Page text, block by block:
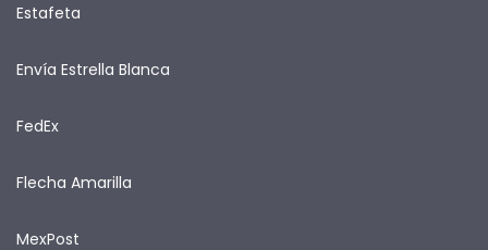
Estafeta
Envía Estrella Blanca
FedEx
Flecha Amarilla
MexPost